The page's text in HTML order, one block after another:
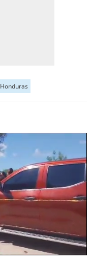
Honduras